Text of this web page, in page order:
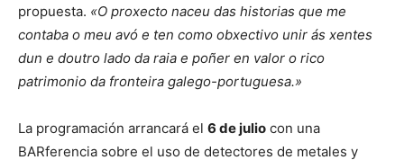
propuesta. «O proxecto naceu das historias que me
contaba o meu avó e ten como obxectivo unir ás xentes
dun e doutro lado da raia e poñer en valor o rico
patrimonio da fronteira galego-portuguesa.»
La programación arrancará el 6 de julio con una
BARferencia sobre el uso de detectores de metales y